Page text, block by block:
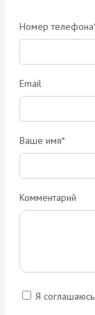
Номер
Email
Ваше имя*
Комментарий
Я